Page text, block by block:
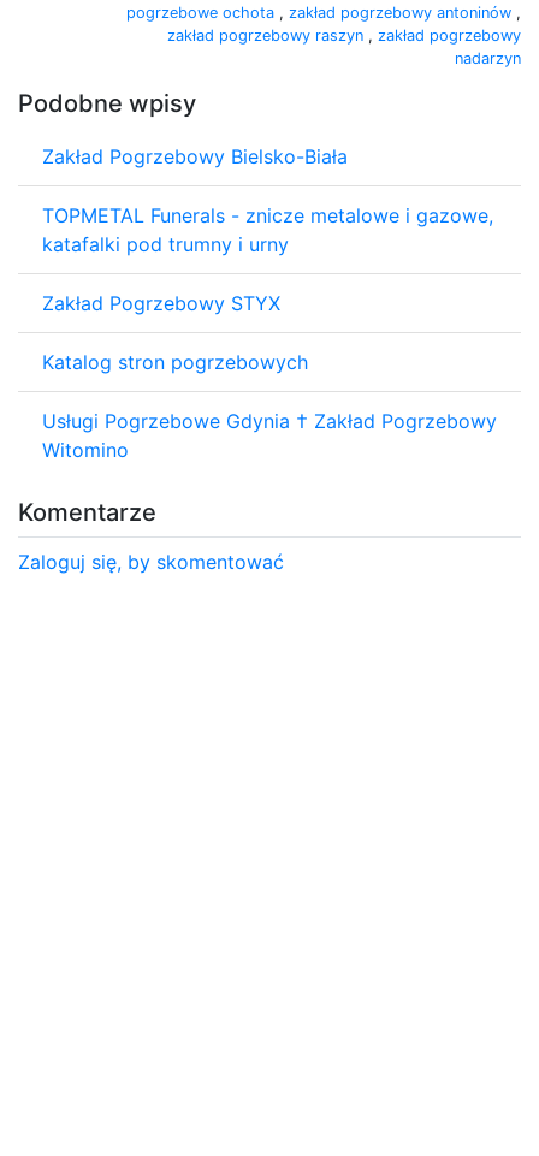
pogrzebowe ochota , zakład pogrzebowy antoninów ,
zakład pogrzebowy raszyn , zakład pogrzebowy
nadarzyn
Podobne wpisy
Zakład Pogrzebowy Bielsko-Biała
TOPMETAL Funerals - znicze metalowe i gazowe,
katafalki pod trumny i urny
Zakład Pogrzebowy STYX
Katalog stron pogrzebowych
Usługi Pogrzebowe Gdynia † Zakład Pogrzebowy
Witomino
Komentarze
Zaloguj się, by skomentować